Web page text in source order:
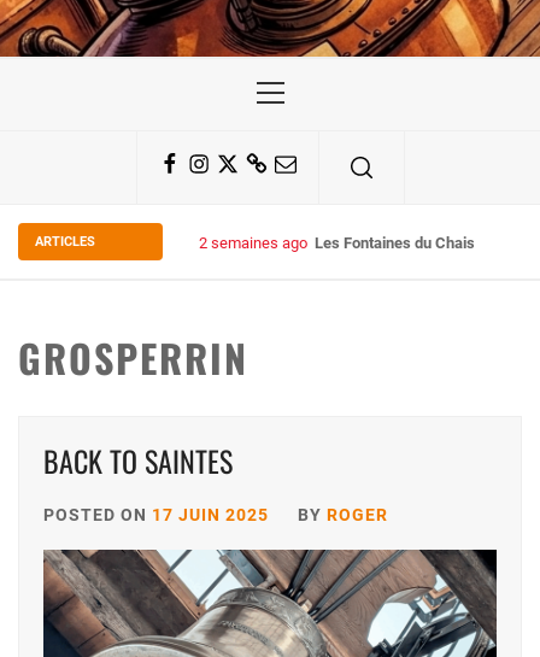
Menu
Facebook
Instagram
TwitterSubstack
Email
ARTICLES 2 semaines ago Les Fontaines du Chais 27
GROSPERRIN
BACK TO SAINTES
POSTED ON 17 JUIN 2025 BY ROGER